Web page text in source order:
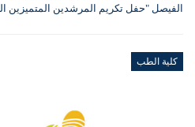
الفيصل "حفل تكريم المرشدين المتميزين
كلية الطب